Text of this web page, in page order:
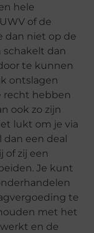
hele
of de
dan niet op de
dan
te kunnen
ontslagen
recht hebben
ook zo zijn
lukt om je via
dan een deal
of zij een
Je kunt
te
met het
en de